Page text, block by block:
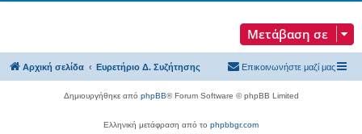
Μετάβαση σε
Αρχική σελίδα Ευρετήριο Δ. Συζήτησης Επικοινωνήστε μαζί μας
Δημιουργήθηκε από phpBB® Forum Software © phpBB Limited
Ελληνική μετάφραση από το phpbbgr.com